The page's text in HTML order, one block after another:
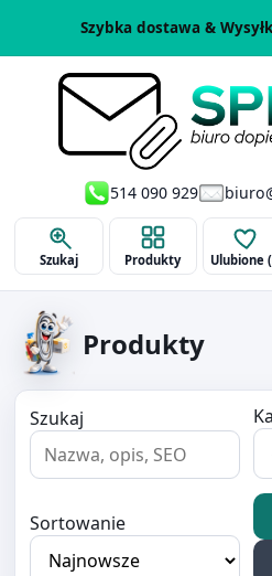
Szybka dostawa &
514 090 929
Szukaj Produkty Ulubione (
Produkty
Szukaj
Sortowanie